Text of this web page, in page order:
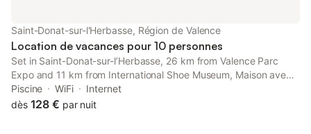
Saint-Donat-sur-l'Herbasse, Région de Valence
Location de vacances pour 10 personnes
Set in Saint-Donat-sur-lʼHerbasse, 26 km from Valence Parc
Expo and 11 km from International Shoe Museum, Maison avec
piscine et air de jeux enfants Drôme offers air-conditioned
accommodation with a balcony and free WiFi.
Piscine WiFi
Internet
dès 128 € par nuit